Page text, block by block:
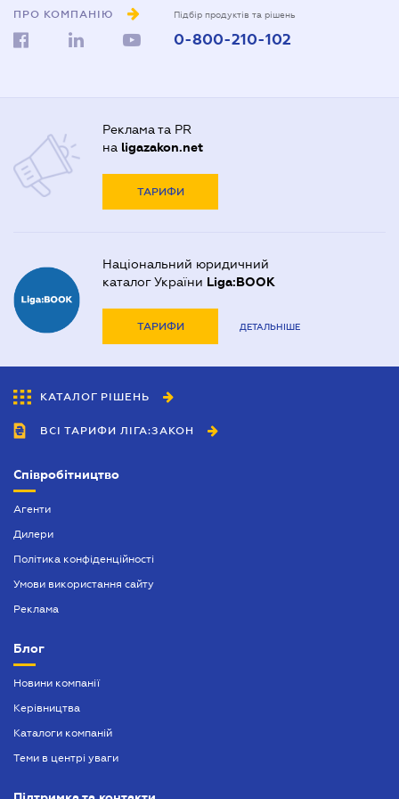
ПРО КОМПАНІЮ Підбір продуктів та рішень
0-800-210-102
Реклама та PR
на ligazakon.net
ТАРИФИ
Національний юридичний
каталог України Liga:BOOK
ТАРИФИ ДЕТАЛЬНІШЕ
КАТАЛОГ РІШЕНЬ
ВСІ ТАРИФИ ЛІГА:ЗАКОН
Співробітництво
Агенти
Дилери
Політика конфіденційності
Умови використання сайту
Реклама
Блог
Новини компанії
Керівництва
Каталоги компаній
Теми в центрі уваги